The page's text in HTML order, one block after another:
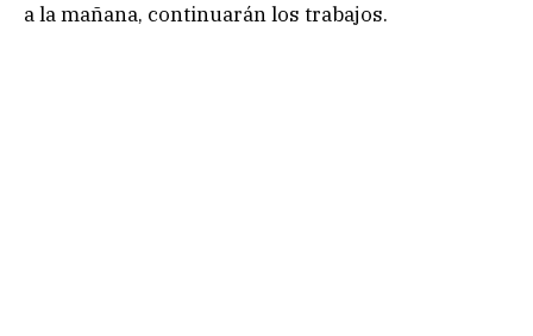
a la mañana, continuarán los trabajos.